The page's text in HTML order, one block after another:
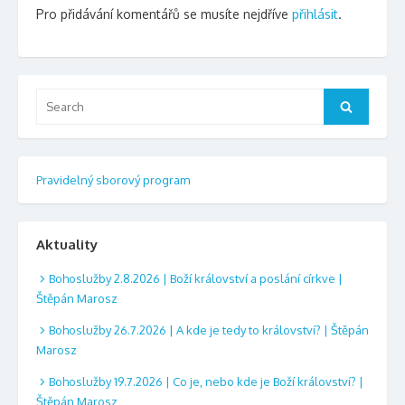
Pro přidávání komentářů se musíte nejdříve přihlásit.
Search
Pravidelný sborový program
Aktuality
Bohoslužby 2.8.2026 | Boží království a poslání církve |
Štěpán Marosz
Bohoslužby 26.7.2026 | A kde je tedy to království? | Štěpán
Marosz
Bohoslužby 19.7.2026 | Co je, nebo kde je Boží království? |
Štěpán Marosz